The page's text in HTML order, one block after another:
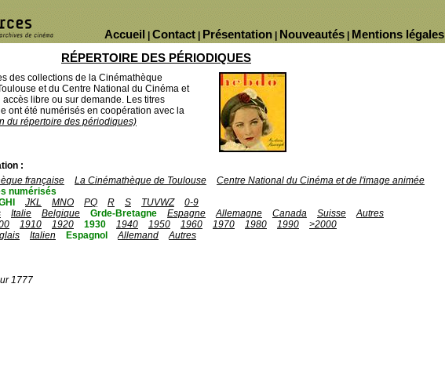
Mentions légales
Nouveautés
Présentation
Contact
Accueil
RÉPERTOIRE DES PÉRIODIQUES
des collections de la Cinémathèque
et du Centre National du Cinéma et
libre ou sur demande. Les titres
ont été numérisés en coopération avec la
du répertoire des périodiques)
:
française La Cinémathèque de Toulouse
Centre National du Cinéma et de l'image animée
numérisés
JKL MNO PQ R S TUVWZ
0-9
Italie Belgique Grde-Bretagne Espagne Allemagne Canada Suisse
Autres
1910 1920 1930 1940 1950 1960 1970 1980 1990
>2000
Italien Espagnol Allemand
Autres
1777